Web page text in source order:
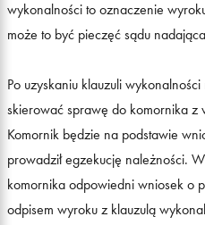
wykonalności to oznaczenie
może to być pieczęć sądu
Po uzyskaniu klauzuli
skierować sprawę do komornika z
Komornik będzie na podstawie
prowadził egzekucję należności.
komornika odpowiedni wniosek o
odpisem wyroku z klauzulą